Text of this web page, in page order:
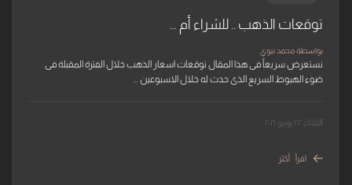
توقعات الذهب .. للشراء أم …
بواسطة محمد نبوي
نستعرض سريعاً فى هذا المقال توقعات اسعار الذهب خلال الفترة المقبلة فى
ضوء الهبوط السريع الذى حدث له خلال الاسبوعين …
الثلاثاء ٢٢ يونيو ٢٠٢١
اقرأ أكثر